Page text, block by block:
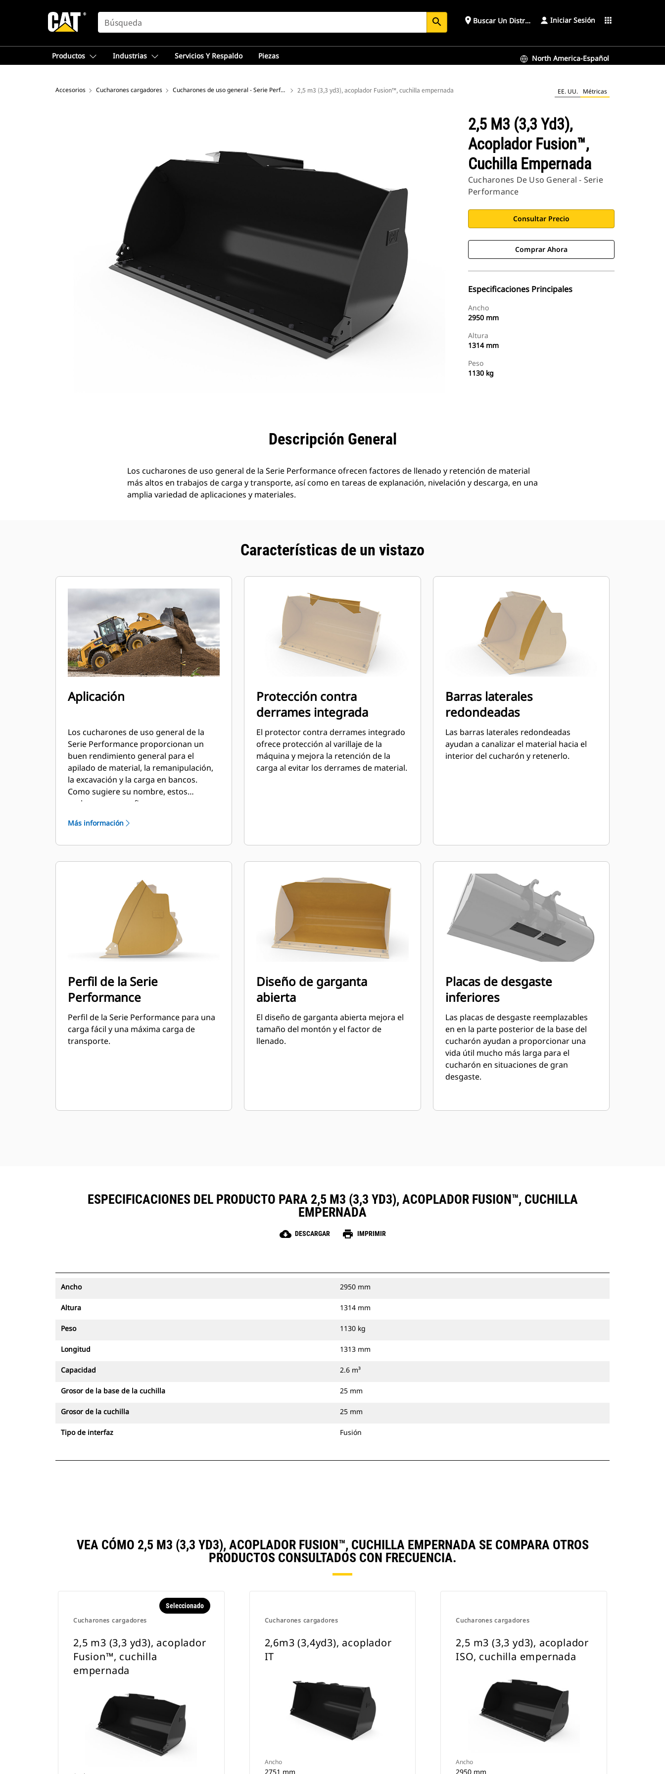
SEARCH search place Buscar Un Distribuidor Iniciar Sesión apps
Productos Industrias Servicios Y Respaldo Piezas North America-Español
Accesorios Cucharones cargadores Cucharones de uso general - Serie Performance 2,5 m3 (3,3 yd3), acoplador Fusion™, cuchilla empernada EE. UU. Métricas
2,5 M3 (3,3 Yd3),
Acoplador Fusion™,
Cuchilla Empernada
Cucharones De Uso General - Serie
Performance
Consultar Precio
Comprar Ahora
Especificaciones Principales
Ancho
2950 mm
Altura
1314 mm
Peso
1130 kg
Descripción General
Los cucharones de uso general de la Serie Performance ofrecen factores de llenado y retención de material
más altos en trabajos de carga y transporte, así como en tareas de explanación, nivelación y descarga, en una
amplia variedad de aplicaciones y materiales.
Características de un vistazo
Aplicación
Los cucharones de uso general de la
Serie Performance proporcionan un
buen rendimiento general para el
apilado de material, la remanipulación,
la excavación y la carga en bancos.
Como sugiere su nombre, estos
cucharones son eficaces para cargar
bancos. Están diseñados para fuerzas
aplicaciones de arrastre en retroceso y
cucharones de la Serie Performance
puede llegar a un 115 % por sobre la
capacidad especificada.
Más información
Protección contra
derrames integrada
El protector contra derrames integrado
ofrece protección al varillaje de la
máquina y mejora la retención de la
carga al evitar los derrames de material.
Barras laterales
redondeadas
Las barras laterales redondeadas
ayudan a canalizar el material hacia el
interior del cucharón y retenerlo.
Perfil de la Serie
Performance
Perfil de la Serie Performance para una
carga fácil y una máxima carga de
transporte.
Diseño de garganta
abierta
El diseño de garganta abierta mejora el
tamaño del montón y el factor de
llenado.
Placas de desgaste
inferiores
Las placas de desgaste reemplazables
en en la parte posterior de la base del
cucharón ayudan a proporcionar una
vida útil mucho más larga para el
cucharón en situaciones de gran
desgaste.
ESPECIFICACIONES DEL PRODUCTO PARA 2,5 M3 (3,3 YD3), ACOPLADOR FUSION™, CUCHILLA
EMPERNADA
cloud_download DESCARGAR print IMPRIMIR
Ancho 2950 mm
Altura 1314 mm
Peso 1130 kg
Longitud 1313 mm
Capacidad 2.6 m³
Grosor de la base de la cuchilla 25 mm
Grosor de la cuchilla 25 mm
Tipo de interfaz Fusión
VEA CÓMO 2,5 M3 (3,3 YD3), ACOPLADOR FUSION™, CUCHILLA EMPERNADA SE COMPARA OTROS
PRODUCTOS CONSULTADOS CON FRECUENCIA.
Cucharones cargadores
Seleccionado
2,5 m3 (3,3 yd3), acoplador
Fusion™, cuchilla
empernada
Cucharones cargadores
2,6m3 (3,4yd3), acoplador
IT
Ancho
2751 mm
Cucharones cargadores
2,5 m3 (3,3 yd3), acoplador
ISO, cuchilla empernada
Ancho
2950 mm